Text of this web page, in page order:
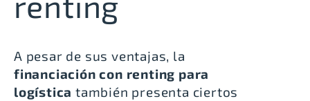
A pesar de sus ventajas, la
financiación con renting para
logística también presenta ciertos